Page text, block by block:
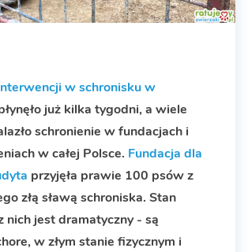
w schronisku w
już kilka tygodni, a wiele
schronienie w fundacjach i
w całej Polsce. Fundacja dla
przyjęła prawie 100 psów z
złą sławą schroniska. Stan
nich jest dramatyczny - są
w złym stanie fizycznym i